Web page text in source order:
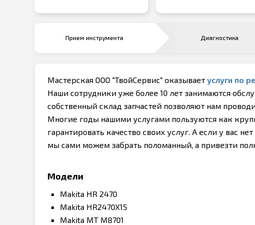
Прием инструмента Диагностика
Мастерская ООО "ТвойСервис" оказывает услуги по
Наши сотрудники уже более 10 лет занимаются
собственный склад запчастей позволяют нам
Многие годы нашими услугами пользуются как
гарантировать качество своих услуг. А если у вас
мы сами можем забрать поломанный, а привезти
Модели
Makita HR 2470
Makita HR2470X15
Makita MT M8701